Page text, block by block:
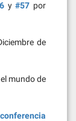
y#57 por
de
mundo de
conferencia